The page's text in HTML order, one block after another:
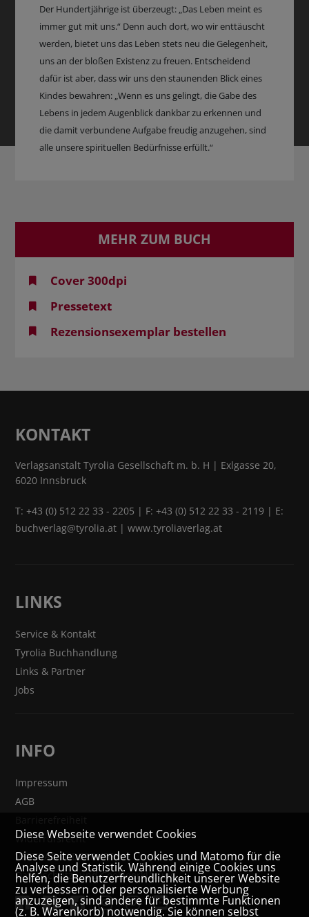
Der Hundertjährige ist überzeugt: „Das Leben meint es
immer gut mit uns.“ Denn auch dort, wo wir enttäuscht
werden, bietet uns das Leben stets neu die Gelegenheit,
uns an der bloßen Existenz zu freuen. Entscheidend
dafür ist aber, dass wir uns den staunenden Blick eines
Kindes bewahren: „Wenn es uns gelingt, die Gabe des
Lebens in jedem Augenblick dankbar zu erkennen und
die damit verbundene Aufgabe freudig anzugehen, sind
alle unsere spirituellen Bedürfnisse erfüllt.“
MEHR ZUM BUCH
Cover 300dpi
Pressetext
Rezensionsexemplar bestellen
KONTAKT
Verlagsanstalt Tyrolia Gesellschaft m. b. H | Exlgasse 20,
6020 Innsbruck
T:+43 (0) 512 22 33 - 2205 | F: +43 (0) 512 22 33 - 2119 | E:
buchverlag@tyrolia.at |www.tyroliaverlag.at
LINKS
Service & Kontakt
Tyrolia Buchhandlung
Links & Partner
Jobs
INFO
Impressum
AGB
Widerrufsrecht
VERTRAG WIDERRUFEN
Datenschutz- und Cookieerklärung
Diese Webseite verwendet Cookies
Diese Seite verwendet Cookies und Matomo für die
Analyse und Statistik. Während einige Cookies uns
helfen, die Benutzerfreundlichkeit unserer Website
zu verbessern oder personalisierte Werbung
anzuzeigen, sind andere für bestimmte Funktionen
(z. B. Warenkorb) notwendig. Sie können selbst